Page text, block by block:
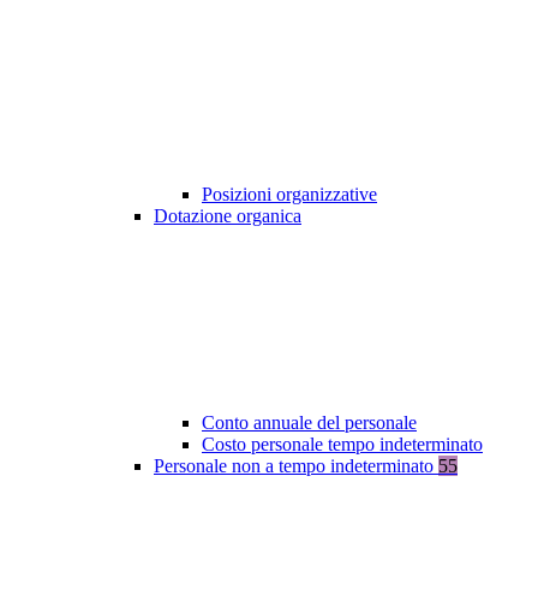
Posizioni organizzative
Dotazione organica
Conto annuale del personale
Costo personale tempo indeterminato
Personale non a tempo indeterminato 55